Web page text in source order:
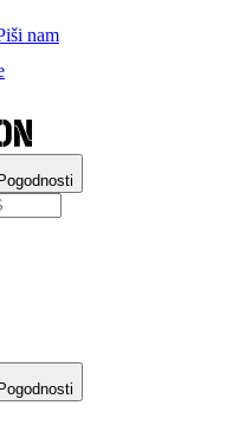
nam
Pogodnosti
Pogodnosti